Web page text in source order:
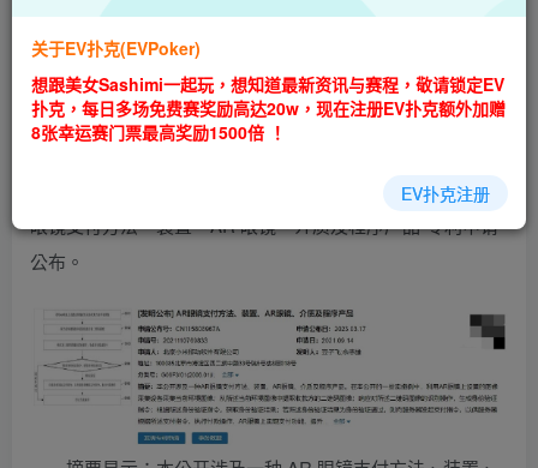
乐场|EV扑克小游戏——EV扑克导航(www.evpks.com)
EV扑克|EV扑克官网|EV扑克娱乐场|EV扑克保险|EV扑克娱
乐场|EV扑克游戏网址发布页——EV扑克下载
(www.evpk66.com)
据天眼查 App 显示，北京小米移动软件有限公司的“AR
眼镜支付方法、装置、AR 眼镜、介质及程序产品”专利申请
公布。
关于EV扑克(EVPoker)
想跟美女Sashimi一起玩，想知道最新资讯与赛程，敬请锁定EV
扑克，每日多场免费赛奖励高达20w，现在注册EV扑克额外加赠
8张幸运赛门票最高奖励1500倍 ！
EV扑克注册